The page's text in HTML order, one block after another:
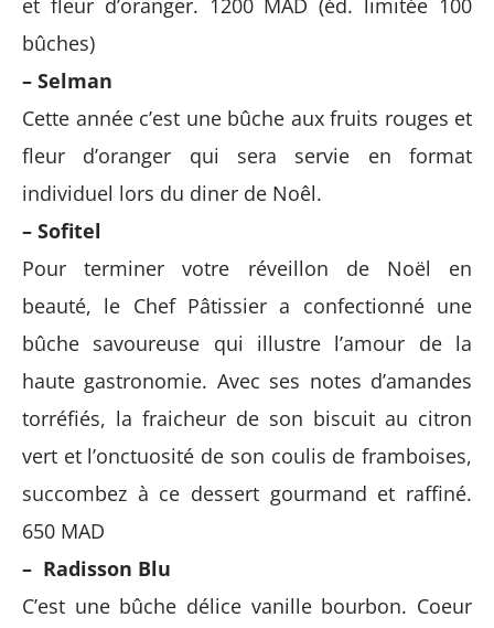
et fleur d’oranger. 1200 MAD (éd. limitée 100
bûches)
– Selman
Cette année c’est une bûche aux fruits rouges et
fleur d’oranger qui sera servie en format
individuel lors du diner de Noêl.
– Sofitel
Pour terminer votre réveillon de Noël en
beauté, le Chef Pâtissier a confectionné une
bûche savoureuse qui illustre l’amour de la
haute gastronomie. Avec ses notes d’amandes
torréfiés, la fraicheur de son biscuit au citron
vert et l’onctuosité de son coulis de framboises,
succombez à ce dessert gourmand et raffiné.
650 MAD
– Radisson Blu
C’est une bûche délice vanille bourbon. Coeur